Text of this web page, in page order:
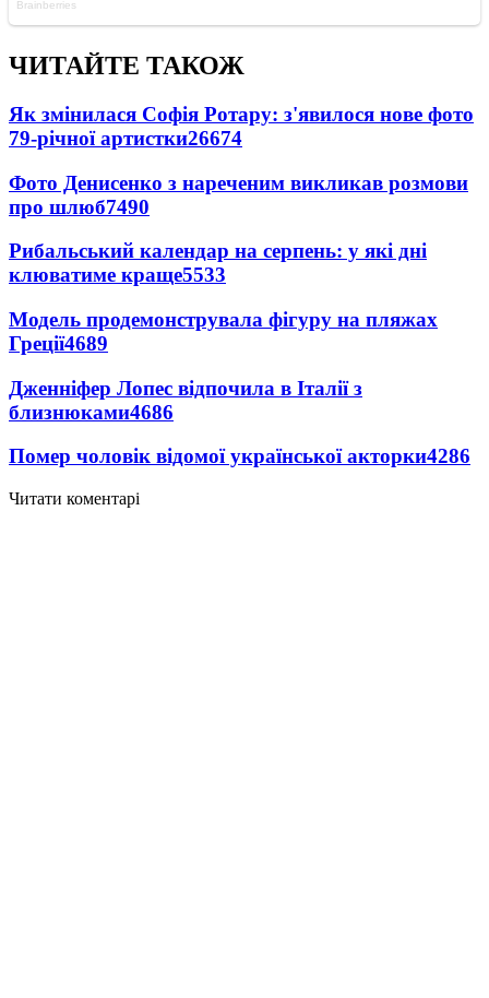
ЧИТАЙТЕ ТАКОЖ
Як змінилася Софія Ротару: з'явилося нове фото
79-річної артистки26674
Фото Денисенко з нареченим викликав розмови
про шлюб7490
Рибальський календар на серпень: у які дні
клюватиме краще5533
Модель продемонструвала фігуру на пляжах
Греції4689
Дженніфер Лопес відпочила в Італії з
близнюками4686
Помер чоловік відомої української акторки4286
Читати коментарі